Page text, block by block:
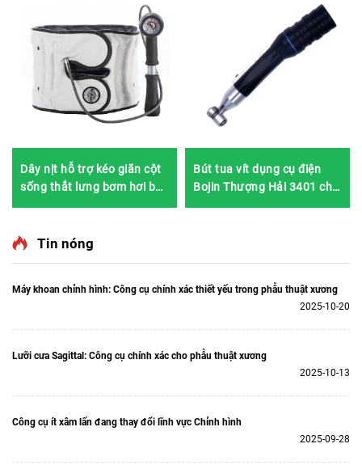
Dây nịt hỗ trợ kéo giãn cột
sống thắt lưng bơm hơi bán
Bút tua vít dụng cụ điện
Bojin Thượng Hải 3401 cho
Tin nóng
Máy khoan chỉnh hình: Công cụ chính xác thiết yếu trong phẫu thuật xương
2025-10-20
Lưỡi cưa Sagittal: Công cụ chính xác cho phẫu thuật xương
2025-10-13
Công cụ ít xâm lấn đang thay đổi lĩnh vực Chỉnh hình
2025-09-28